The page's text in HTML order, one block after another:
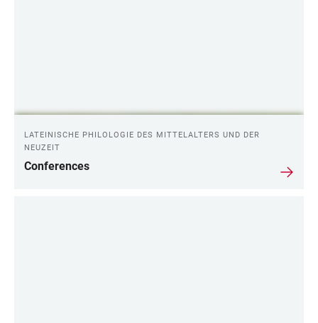
LATEINISCHE PHILOLOGIE DES MITTELALTERS UND DER
NEUZEIT
Conferences